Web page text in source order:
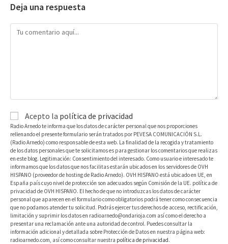
Deja una respuesta
Acepto la política de privacidad
Radio Arnedo te informa que los datos de carácter personal que nos proporciones
rellenando el presente formulario serán tratados por PEVESA COMUNICACIÓN S.L.
(Radio Arnedo) como responsable de esta web. La finalidad de la recogida y tratamiento
de los datos personales que te solicitamos es para gestionar los comentarios que realizas
en este blog. Legitimación: Consentimiento del interesado. Como usuario e interesado te
informamos que los datos que nos facilitas estarán ubicados en los servidores de OVH
HISPANO (proveedor de hosting de Radio Arnedo). OVH HISPANO está ubicado en UE, en
España país cuyo nivel de protección son adecuados según Comisión de la UE. política de
privacidad de OVH HISPANO. El hecho de que no introduzcas los datos de carácter
personal que aparecen en el formulario como obligatorios podrá tener como consecuencia
que no podamos atender tu solicitud. Podrás ejercer tus derechos de acceso, rectificación,
limitación y suprimir los datos en radioarnedo@ondarioja.com así como el derecho a
presentar una reclamación ante una autoridad de control. Puedes consultar la
información adicional y detallada sobre Protección de Datos en nuestra página web:
radioarnedo.com, así como consultar nuestra política de privacidad.